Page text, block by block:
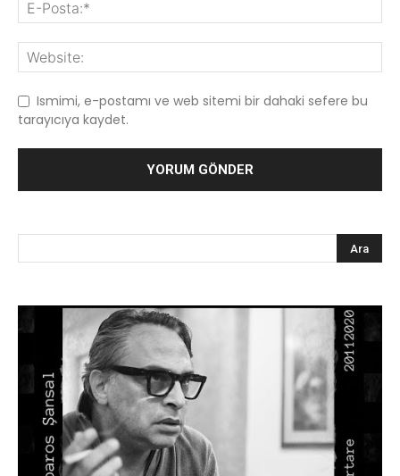
Ismimi, e-postamı ve web sitemi bir dahaki sefere bu
tarayıcıya kaydet.